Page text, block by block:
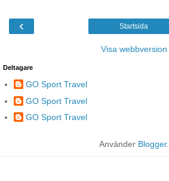
‹ Startsida
Visa webbversion
Deltagare
GO Sport Travel
GO Sport Travel
GO Sport Travel
Använder Blogger.